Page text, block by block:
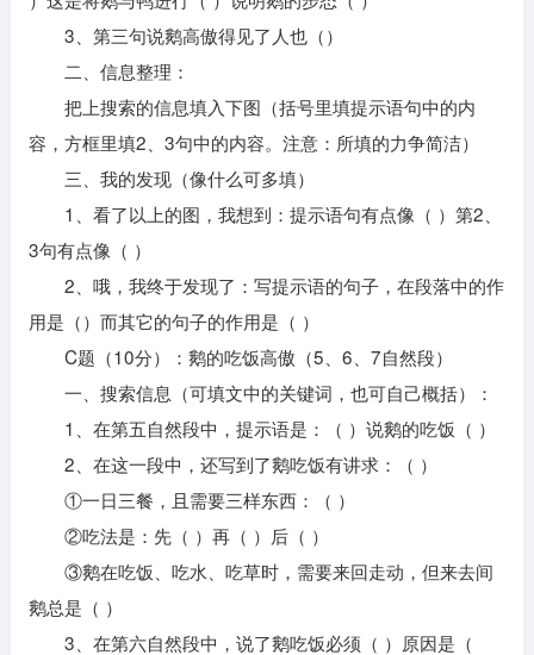
3、第三句说鹅高傲得见了人也（）
二、信息整理：
把上搜索的信息填入下图（括号里填提示语句中的内
容，方框里填2、3句中的内容。注意：所填的力争简洁）
三、我的发现（像什么可多填）
1、看了以上的图，我想到：提示语句有点像（ ）第2、
3句有点像（ ）
2、哦，我终于发现了：写提示语的句子，在段落中的作
用是（）而其它的句子的作用是（ ）
C题（10分）：鹅的吃饭高傲（5、6、7自然段）
一、搜索信息（可填文中的关键词，也可自己概括）：
1、在第五自然段中，提示语是：（ ）说鹅的吃饭（ ）
2、在这一段中，还写到了鹅吃饭有讲求：（ ）
①一日三餐，且需要三样东西：（ ）
②吃法是：先（ ）再（ ）后（ ）
③鹅在吃饭、吃水、吃草时，需要来回走动，但来去间
鹅总是（ ）
3、在第六自然段中，说了鹅吃饭必须（ ）原因是（